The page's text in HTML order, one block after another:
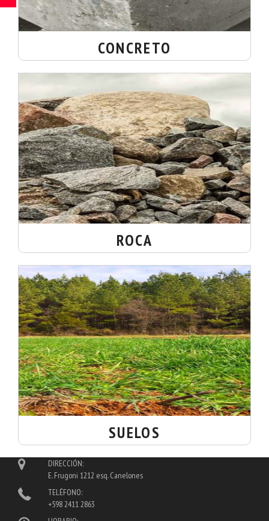
CONCRETO
ROCA
SUELOS
DIRECCIÓN:
E. Frugoni 1212 esq. Canelones
TELÉFONO:
+598 2411 2863